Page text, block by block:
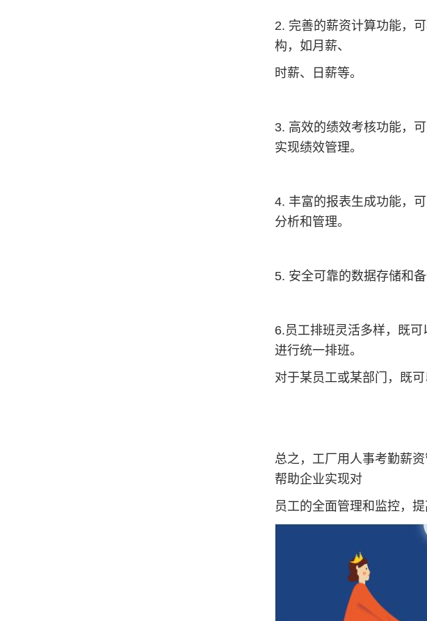
2. 完善的薪资计算功能，
构，如月薪、
时薪、日薪等。
3. 高效的绩效考核功能，
实现绩效管理。
4. 丰富的报表生成功能，
分析和管理。
5. 安全可靠的数据存储和
6.员工排班灵活多样，既
进行统一排班。
对于某员工或某部门，既
总之，工厂用人事考勤薪
帮助企业实现对
员工的全面管理和监控，